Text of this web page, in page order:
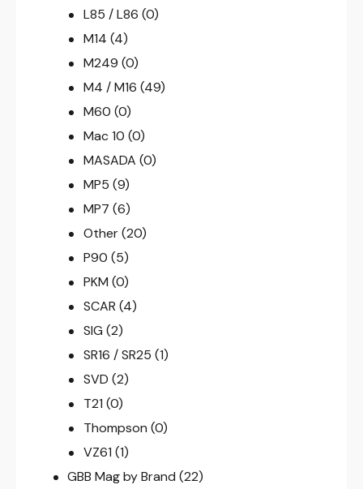
L85 / L86 (0)
M14 (4)
M249 (0)
M4 / M16 (49)
M60 (0)
Mac 10 (0)
MASADA (0)
MP5 (9)
MP7 (6)
Other (20)
P90 (5)
PKM (0)
SCAR (4)
SIG (2)
SR16 / SR25 (1)
SVD (2)
T21 (0)
Thompson (0)
VZ61 (1)
GBB Mag by Brand (22)